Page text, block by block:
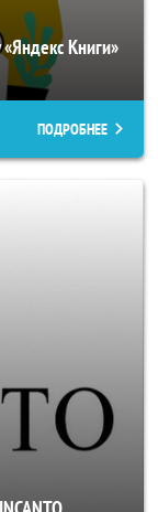
Книги»
ПОДРОБНЕЕ